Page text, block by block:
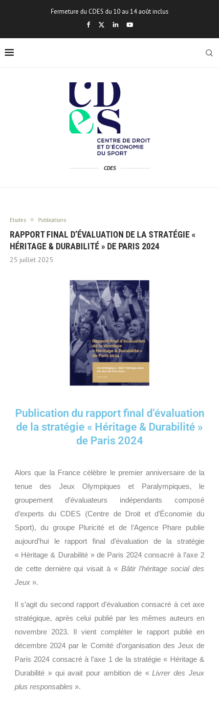
Fermeture du CDES du 10 au 14 août inclus
CDES
Etudes Publications
RAPPORT FINAL D’ÉVALUATION DE LA STRATÉGIE «
HÉRITAGE & DURABILITÉ » DE PARIS 2024
25 juillet 2025
Publication du rapport final d’évaluation
de la stratégie « Héritage & Durabilité »
de Paris 2024
Alors que la France célèbre le premier anniversaire de la
tenue des Jeux Olympiques et Paralympiques, le
groupement d’évaluateurs indépendants composé
d’experts du CDES (Centre de Droit et d’Économie du
Sport), du groupe Pluricité et de l’Agence Phare publie
aujourd’hui le rapport final d’évaluation de la stratégie
« Héritage & Durabilité » de Paris 2024 consacré à l’axe 2
de cette dernière qui visait à « Bâtir l’héritage social des
Jeux ».
Il s’agit du second rapport d’évaluation consacré à cet axe
stratégique, après celui publié par les mêmes auteurs en
novembre 2023. Il vient compléter le rapport publié en
décembre 2024 par le Comité d’organisation des Jeux de
Paris 2024 consacré à l’axe 1 de la stratégie « Héritage &
Durabilité » qui avait pour ambition de «Livrer des Jeux
plus responsables ».